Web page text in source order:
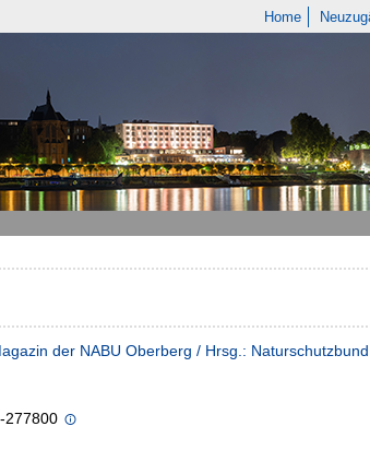
Home
der NABU Oberberg / Hrsg.:
277800